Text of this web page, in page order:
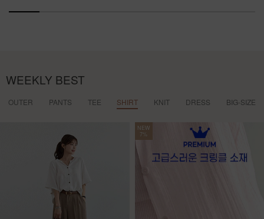
WEEKLY BEST
OUTER PANTS TEE SHIRT KNIT DRESS BIG-SIZE
NEW
7%